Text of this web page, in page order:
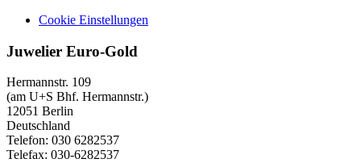
Cookie Einstellungen
Juwelier Euro-Gold
Hermannstr. 109
(am U+S Bhf. Hermannstr.)
12051 Berlin
Deutschland
Telefon: 030 6282537
Telefax: 030-6282537